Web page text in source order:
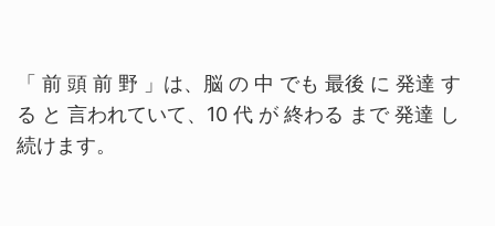
「 前 頭 前 野 」は、脳 の 中 でも 最後 に 発達 す
る と 言われていて、10 代 が 終わる まで 発達 し
続けます。